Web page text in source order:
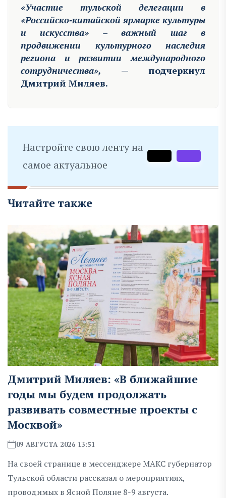
«Участие тульской делегации в
«Российско‑китайской ярмарке культуры
и искусства» – важный шаг в
продвижении культурного наследия
региона и развитии международного
сотрудничества», — подчеркнул
Дмитрий Миляев.
Настройте свою ленту на
самое актуальное
Читайте также
Дмитрий Миляев: «В ближайшие
годы мы будем продолжать
развивать совместные проекты с
Москвой»
09 АВГУСТА 2026 13:51
На своей странице в мессенджере МАКС губернатор
Тульской области рассказал о мероприятиях,
проводимых в Ясной Поляне 8-9 августа.